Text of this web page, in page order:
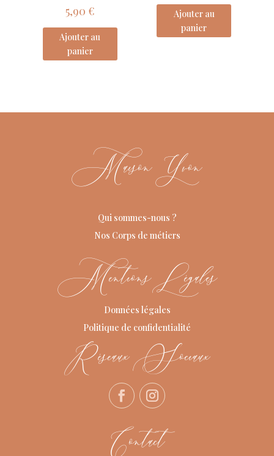
5,90 €
Ajouter au
panier
Ajouter au
panier
Maison Yvon
Qui sommes-nous ?
Nos Corps de métiers
Mentions Légales
Données légales
Politique de confidentialité
Réseaux Sociaux
Contact